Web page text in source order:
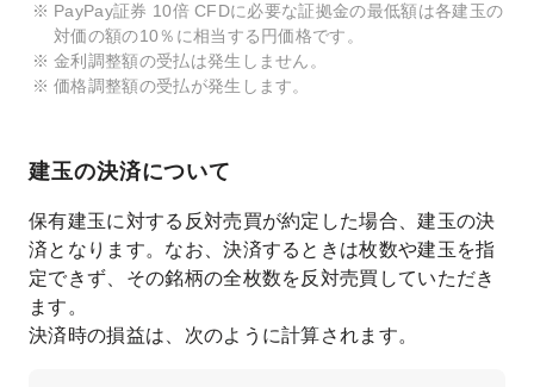
PayPay証券 10倍 CFDに必要な証拠金の最低額は各建玉の
対価の額の10％に相当する円価格です。
金利調整額の受払は発生しません。
価格調整額の受払が発生します。
建玉の決済について
保有建玉に対する反対売買が約定した場合、建玉の決
済となります。なお、決済するときは枚数や建玉を指
定できず、その銘柄の全枚数を反対売買していただき
ます。
決済時の損益は、次のように計算されます。